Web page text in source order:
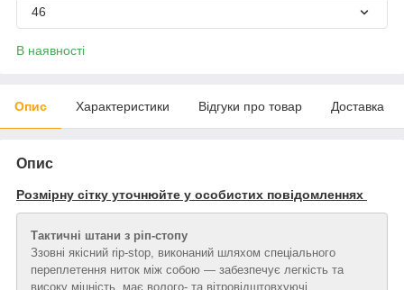
46
В наявності
Опис Характеристики Відгуки про товар Доставка
Опис
Розмірну сітку уточнюйте у особистих повідомленнях
Тактичні штани з ріп-стопу
Ззовні якісний rip-stop, виконаний шляхом спеціального
переплетення ниток між собою — забезпечує легкість та
високу міцність, має волого- та вітровідштовхуючі